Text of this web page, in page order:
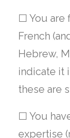
☐ You are
French
Hebrew,
indicate it
these are
☐ You
expertise